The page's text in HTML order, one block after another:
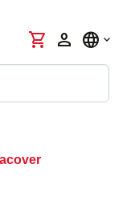
shopping_cart person language